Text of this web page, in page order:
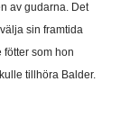
av gudarna. Det
sin framtida
fötter som hon
tillhöra Balder.